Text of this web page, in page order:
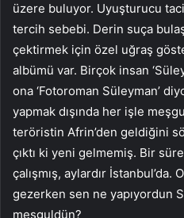
üzere buluyor. Uyuşturucu
tercih sebebi. Derin suça
çektirmek için özel uğraş
albümü var. Birçok insan
ona ‘Fotoroman Süleyman’
yapmak dışında her işle
teröristin Afrin’den geldiğini
çıktı ki yeni gelmemiş. Bir
çalışmış, aylardır İstanbul’da.
gezerken sen ne yapıyordun
meşguldün?